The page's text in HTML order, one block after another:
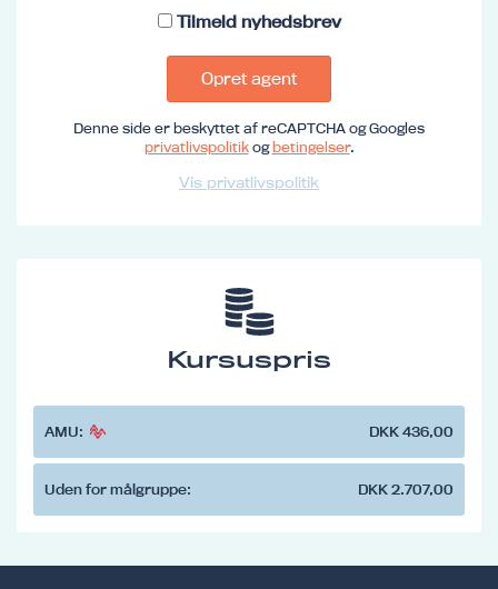
Tilmeld nyhedsbrev
Opret agent
Denne side er beskyttet af reCAPTCHA og Googles
privatlivspolitikogbetingelser.
Vis privatlivspolitik
Kursuspris
AMU: DKK 436,00
Uden for målgruppe: DKK 2.707,00